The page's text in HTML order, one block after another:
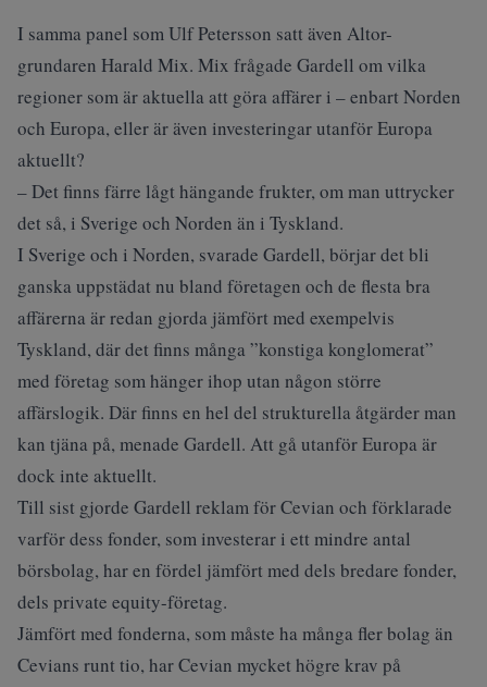
I samma panel som Ulf Petersson satt även Altor-
grundaren Harald Mix. Mix frågade Gardell om vilka
regioner som är aktuella att göra affärer i – enbart Norden
och Europa, eller är även investeringar utanför Europa
aktuellt?
– Det finns färre lågt hängande frukter, om man uttrycker
det så, i Sverige och Norden än i Tyskland.
I Sverige och i Norden, svarade Gardell, börjar det bli
ganska uppstädat nu bland företagen och de flesta bra
affärerna är redan gjorda jämfört med exempelvis
Tyskland, där det finns många ”konstiga konglomerat”
med företag som hänger ihop utan någon större
affärslogik. Där finns en hel del strukturella åtgärder man
kan tjäna på, menade Gardell. Att gå utanför Europa är
dock inte aktuellt.
Till sist gjorde Gardell reklam för Cevian och förklarade
varför dess fonder, som investerar i ett mindre antal
börsbolag, har en fördel jämfört med dels bredare fonder,
dels private equity-företag.
Jämfört med fonderna, som måste ha många fler bolag än
Cevians runt tio, har Cevian mycket högre krav på